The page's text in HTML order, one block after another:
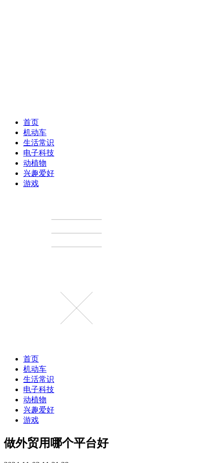
首页
机动车
生活常识
电子科技
动植物
兴趣爱好
游戏
首页
机动车
生活常识
电子科技
动植物
兴趣爱好
游戏
做外贸用哪个平台好